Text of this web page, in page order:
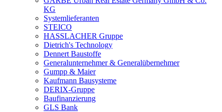
KG
Systemlieferanten
STEICO
HASSLACHER Gruppe
Dietrich's Technology
Dennert Baustoffe
Generalunternehmer & Generalübernehmer
Gumpp & Maier
Kaufmann Bausysteme
DERIX-Gruppe
Baufinanzierung
GLS Bank